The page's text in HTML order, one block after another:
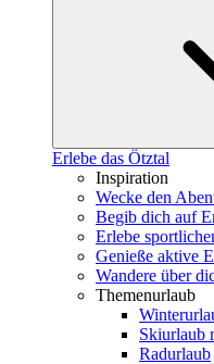
Erlebe das Ötztal
Inspiration
Wecke den
Begib dich auf
Erlebe
Genieße aktive
Wandere über
Themenurlaub
Skiurlaub
Radurlaub